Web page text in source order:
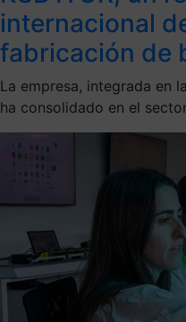
internacional
fabricación de
La empresa, integrada en
ha consolidado en el